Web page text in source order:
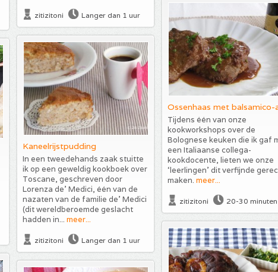
zitizitoni Langer dan 1 uur
Ossenhaas met balsamico-
Tijdens één van onze
kookworkshops over de
Bolognese keuken die ik gaf
een Italiaanse collega-
kookdocente, lieten we onze
‘leerlingen’ dit verfijnde
maken. meer...
zitizitoni 20-30 minuten
Kaneelrijstpudding
In een tweedehands zaak stuitte
ik op een geweldig kookboek over
Toscane, geschreven door
Lorenza de’ Medici, één van de
nazaten van de familie de’ Medici
(dit wereldberoemde geslacht
hadden in... meer...
zitizitoni Langer dan 1 uur